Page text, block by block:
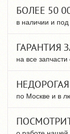
БОЛЕЕ 50
в наличии и под
ГАРАНТИЯ
на все
по Москве и в